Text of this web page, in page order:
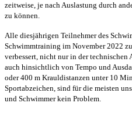
zeitweise, je nach Auslastung durch
zu können.
Alle diesjährigen Teilnehmer des
Schwimmtraining im November 2022
verbessert, nicht nur in der technischen
auch hinsichtlich von Tempo und
oder 400 m Krauldistanzen unter 10
Sportabzeichen, sind für die meisten
und Schwimmer kein Problem.